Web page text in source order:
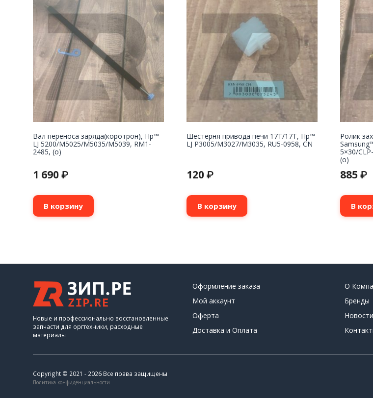
Вал переноса заряда(коротрон), Hp™
LJ 5200/M5025/M5035/M5039, RM1-
2485, (о)
1 690 ₽
В корзину
Шестерня привода печи 17T/17T, Hp™
LJ P3005/M3027/M3035, RU5-0958, CN
120 ₽
В корзину
Ролик
5×30/
(o)
885 ₽
В
Новые и профессионально восстановленные
запчасти для оргтехники, расходные
материалы
Оформление заказа
Мой аккаунт
Оферта
Доставка и Оплата
О
Бренды
Новости
Copyright © 2021 - 2026 Все права защищены
Политика конфиденциальности